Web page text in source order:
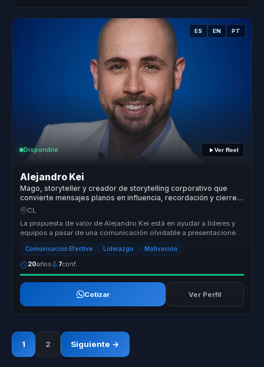
ES EN PT
Disponible Ver Reel
Alejandro Kei
Mago, storyteller y creador de storytelling corporativo que
convierte mensajes planos en influencia, recordación y cierres
más sólidos para líderes y equipos.
CL
La propuesta de valor de Alejandro Kei está en ayudar a líderes y
equipos a pasar de una comunicación olvidable a presentaciones
y mensaj...
Comunicación Efectiva Liderazgo Motivación
20años 7conf.
Cotizar Ver Perfil
1 2 Siguiente →